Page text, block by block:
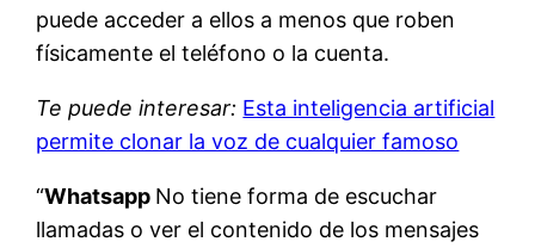
puede acceder a ellos a menos que roben
físicamente el teléfono o la cuenta.
Te puede interesar: Esta inteligencia artificial
permite clonar la voz de cualquier famoso
“Whatsapp No tiene forma de escuchar
llamadas o ver el contenido de los mensajes